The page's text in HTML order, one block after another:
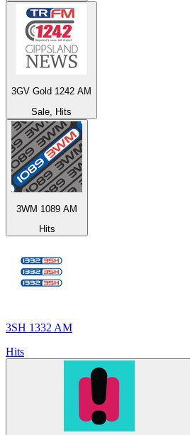
3GV Gold 1242 AM
Sale, Hits
3WM 1089 AM
Hits
3SH 1332 AM
Hits